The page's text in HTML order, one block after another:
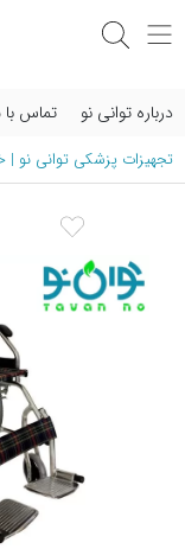
درباره توانی نو تماس با
تجهیزات پزشکی توانی نو |